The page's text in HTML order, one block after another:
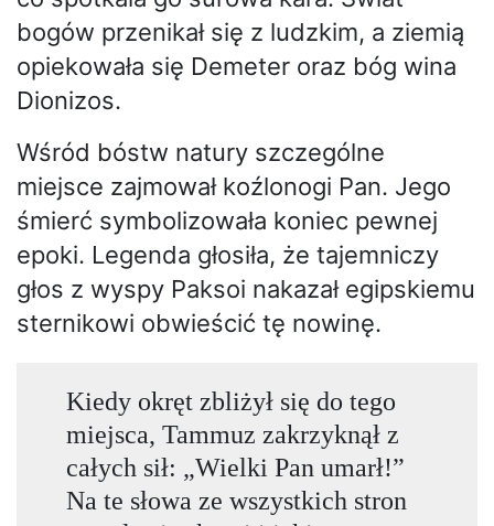
bogów przenikał się z ludzkim, a ziemią
opiekowała się Demeter oraz bóg wina
Dionizos.
Wśród bóstw natury szczególne
miejsce zajmował koźlonogi Pan. Jego
śmierć symbolizowała koniec pewnej
epoki. Legenda głosiła, że tajemniczy
głos z wyspy Paksoi nakazał egipskiemu
sternikowi obwieścić tę nowinę.
Kiedy okręt zbliżył się do tego
miejsca, Tammuz zakrzyknął z
całych sił: „Wielki Pan umarł!”
Na te słowa ze wszystkich stron